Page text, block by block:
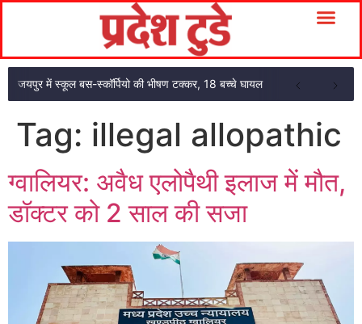
जयपुर में स्कूल बस-स्कॉर्पियो की भीषण टक्कर, 18 बच्चे घायल
Tag: illegal allopathic
ग्वालियर: अवैध एलोपैथी इलाज में मौत,
डॉक्टर को 2 साल की सजा